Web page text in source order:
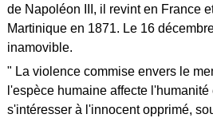
de Napoléon III, il revint en France
Martinique en 1871. Le 16
inamovible.
" La violence commise envers le
l'espèce humaine affecte
s'intéresser à l'innocent opprimé,